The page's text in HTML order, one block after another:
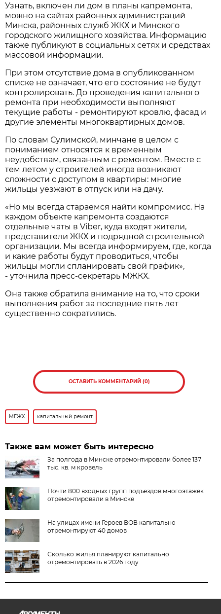
Узнать, включен ли дом в планы капремонта,
можно на сайтах районных администраций
Минска, районных служб ЖКХ и Минского
городского жилищного хозяйства. Информацию
также публикуют в социальных сетях и средствах
массовой информации.
При этом отсутствие дома в опубликованном
списке не означает, что его состояние не будут
контролировать. До проведения капитального
ремонта при необходимости выполняют
текущие работы - ремонтируют кровлю, фасад и
другие элементы многоквартирных домов.
По словам Сулимской, минчане в целом с
пониманием относятся к временным
неудобствам, связанным с ремонтом. Вместе с
тем летом у строителей иногда возникают
сложности с доступом в квартиры: многие
жильцы уезжают в отпуск или на дачу.
«Но мы всегда стараемся найти компромисс. На
каждом объекте капремонта создаются
отдельные чаты в Viber, куда входят жители,
представители ЖКХ и подрядной строительной
организации. Мы всегда информируем, где, когда
и какие работы будут проводиться, чтобы
жильцы могли спланировать свой график»,
- уточнила пресс-секретарь МЖКХ.
Она также обратила внимание на то, что сроки
выполнения работ за последние пять лет
существенно сократились.
ОСТАВИТЬ КОММЕНТАРИЙ (0)
МГЖХ капитальный ремонт
Также вам может быть интересно
За полгода в Минске отремонтировали более 137
тыс. кв. м кровель
Почти 800 входных групп подъездов многоэтажек
отремонтировали в Минске
На улицах имени Героев ВОВ капитально
отремонтируют 40 домов
Сколько жилья планируют капитально
отремонтировать в 2026 году